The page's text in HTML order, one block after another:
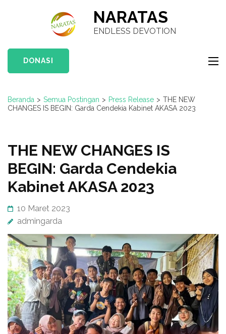
(Tekan
Enter)
NARATAS
ENDLESS DEVOTION
DONASI
Beranda > Semua Postingan > Press Release > THE NEW
CHANGES IS BEGIN: Garda Cendekia Kabinet AKASA 2023
THE NEW CHANGES IS
BEGIN: Garda Cendekia
Kabinet AKASA 2023
10 Maret 2023
admingarda